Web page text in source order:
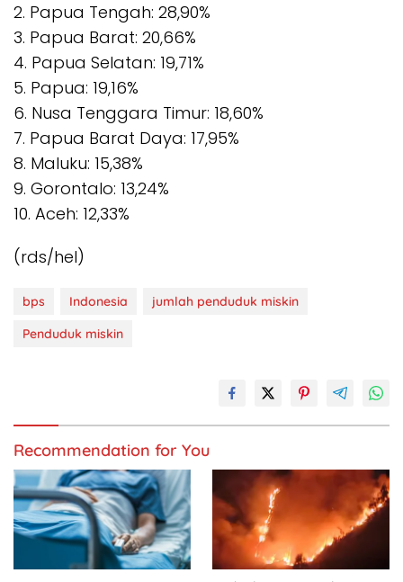
2. Papua Tengah: 28,90%
3. Papua Barat: 20,66%
4. Papua Selatan: 19,71%
5. Papua: 19,16%
6. Nusa Tenggara Timur: 18,60%
7. Papua Barat Daya: 17,95%
8. Maluku: 15,38%
9. Gorontalo: 13,24%
10. Aceh: 12,33%
(rds/hel)
bps Indonesia
jumlah penduduk miskin
Penduduk miskin
Recommendation for You